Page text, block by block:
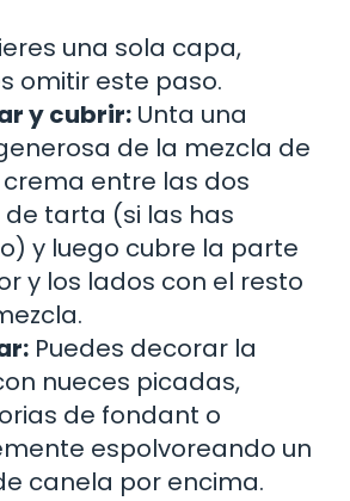
una sola capa,
omitir este paso.
y cubrir: Unta una
de la mezcla de
entre las dos
tarta (si las has
y luego cubre la parte
y los lados con el resto
Puedes decorar la
nueces picadas,
de fondant o
espolvoreando un
canela por encima.